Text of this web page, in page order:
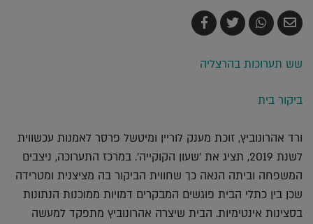
שלח
בדואר
שתף
ב-
צייץ
ב-
שתף
ב-
שש תערוכות בהרצליה
ביקור בית
ורד אהרונוביץ, זוכת מענק לוריין ומיטשל פרסר לאמנות עכשווית
לשנת 2019, תציג את 'שעון הקוקייה'. במרכז התערוכה, ניצבים
המשפחה וביתה הנאה כך שחווית הביקור בה מציצנית ומטרידה
שכן בין כתלי הבית פוגשים המבקרים דמויות ממוכנות הנתונות
בסצינות אינטימיות. הבית שיצרה אהרונוביץ מתפקד למעשה